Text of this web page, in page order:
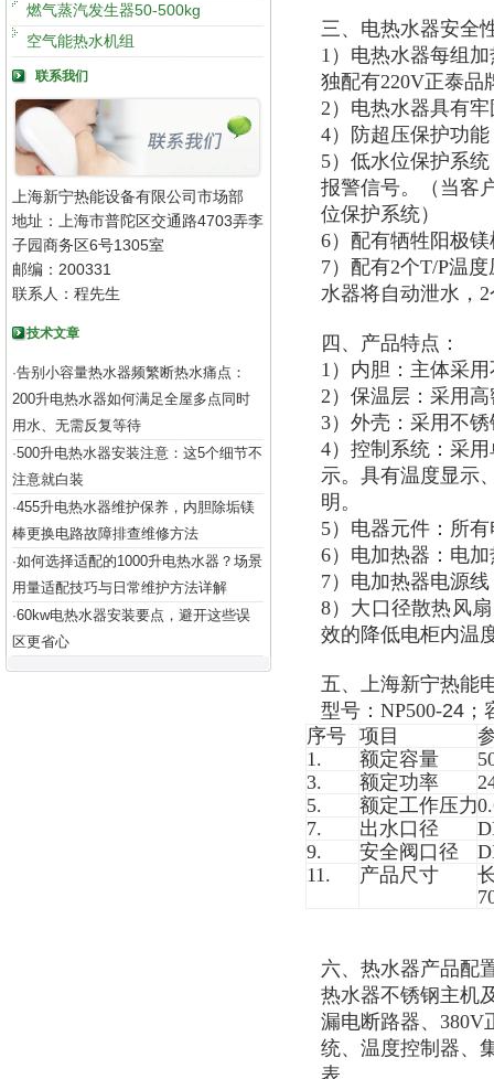
燃气蒸汽发生器50-500kg
空气能热水机组
联系我们
上海新宁热能设备有限公司市场部
地址：上海市普陀区交通路4703弄李
子园商务区6号1305室
邮编：200331
联系人：程先生
技术文章
·告别小容量热水器频繁断热水痛点：
200升电热水器如何满足全屋多点同时
用水、无需反复等待
·500升电热水器安装注意：这5个细节不
注意就白装
·455升电热水器维护保养，内胆除垢镁
棒更换电路故障排查维修方法
·如何选择适配的1000升电热水器？场景
用量适配技巧与日常维护方法详解
·60kw电热水器安装要点，避开这些误
区更省心
三、电热水器安全
1）电热水器每组
独配有220V正泰品
2）电热水器具有
4）防超压保护功
5）低水位保护系
报警信号。（当客
位保护系统）
6）配有牺牲阳极
7）配有2个T/P温
水器将自动泄水，
四、产品特点：
1）内胆：主体采
2）保温层：采用
3）外壳：采用不
4）控制系统：采
示。具有温度显示
明。
5）电器元件：所
6）电加热器：电
7）电加热器电源
8）大口径散热风
效的降低电柜内温
五、上海新宁热能
型号：NP500-24
序号
项目
1.
额定容量
3.
额定功率
5.
额定工作压力
7.
出水口径
9.
安全阀口径
11.
产品尺寸
六、热水器产品配
热水器不锈钢主机
漏电断路器、380V
统、温度控制器、
表。